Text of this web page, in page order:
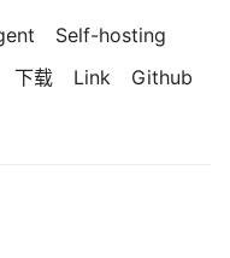
Self-hosting
下载 Link
Github